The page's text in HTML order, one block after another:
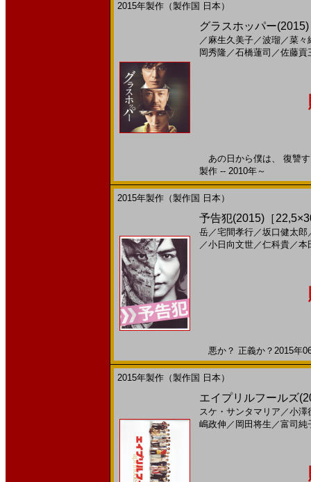
2015年製作（製作国 日本）
グラスホッパー
／ 麻生久美子／波瑠／菜々
岡秀隆／石橋蓮司 ／佐藤貢
あの日から僕は、 復讐
製作 -- 2010年～
2015年製作（製作国 日本）
予告犯(2015)［
岳／宅間孝行／坂口健太郎
／小日向文世／仁科貴／本
悪か？ 正義か？2015年
2015年製作（製作国 日本）
エイプリルフールズ
スケ・サンタマリア ／小澤
嶋政伸 ／ 岡田将生 ／富司純